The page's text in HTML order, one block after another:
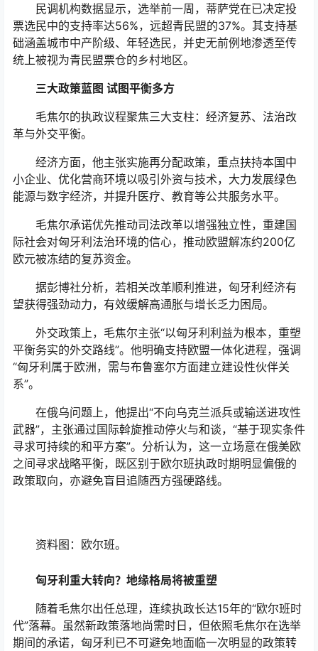
民调机构数据显示，选举前一周，蒂萨党在已决定投
票选民中的支持率达56%，远超青民盟的37%。其支持基
础涵盖城市中产阶级、年轻选民，并史无前例地渗透至传
统上被视为青民盟票仓的乡村地区。
三大政策蓝图 试图平衡多方
毛焦尔的执政议程聚焦三大支柱：经济复苏、法治改
革与外交平衡。
经济方面，他主张实施再分配政策，重点扶持本国中
小企业、优化营商环境以吸引外资与技术，大力发展绿色
能源与数字经济，并提升医疗、教育等公共服务水平。
毛焦尔承诺优先推动司法改革以增强独立性，重建国
际社会对匈牙利法治环境的信心，推动欧盟解冻约200亿
欧元被冻结的复苏资金。
据彭博社分析，若相关改革顺利推进，匈牙利经济有
望获得强劲动力，有效缓解高通胀与增长乏力困局。
外交政策上，毛焦尔主张“以匈牙利利益为根本，重塑
平衡务实的外交路线”。他明确支持欧盟一体化进程，强调
“匈牙利属于欧洲，需与布鲁塞尔方面建立建设性伙伴关
系”。
在俄乌问题上，他提出“不向乌克兰派兵或输送进攻性
武器”，主张通过国际斡旋推动停火与和谈，“基于现实条件
寻求可持续的和平方案”。分析认为，这一立场意在俄美欧
之间寻求战略平衡，既区别于欧尔班执政时期明显偏俄的
政策取向，亦避免盲目追随西方强硬路线。
资料图：欧尔班。
匈牙利重大转向？地缘格局将被重塑
随着毛焦尔出任总理，连续执政长达15年的“欧尔班时
代”落幕。虽然新政策落地尚需时日，但依照毛焦尔在选举
期间的承诺，匈牙利已不可避免地面临一次明显的政策转